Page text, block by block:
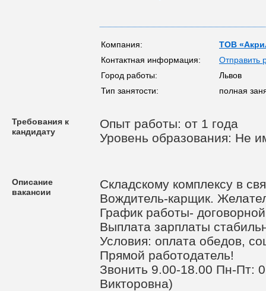
Компания:
ТОВ
Контактная информация:
Отправить
Город работы:
Львов
Тип занятости:
полная
Требования к
кандидату
Опыт работы: от 1 года
Уровень образования: Не
Описание
вакансии
Складскому комплексу в
Вождитель-карщик.
График работы-
Выплата зарплаты
Условия: оплата обедов,
Прямой работодатель!
Звонить 9.00-18.00 Пн-
Викторовна)